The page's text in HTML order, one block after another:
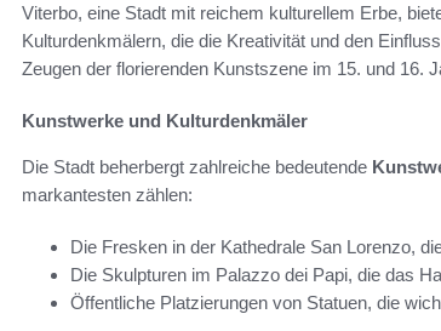
Viterbo, eine Stadt mit reichem kulturellem Erbe,
Kulturdenkmälern, die die Kreativität und den
Zeugen der florierenden Kunstszene im 15. und 16.
Kunstwerke und Kulturdenkmäler
Die Stadt beherbergt zahlreiche bedeutende
markantesten zählen:
Die Fresken in der Kathedrale San Lorenzo,
Die Skulpturen im Palazzo dei Papi, die das
Öffentliche Platzierungen von Statuen, die